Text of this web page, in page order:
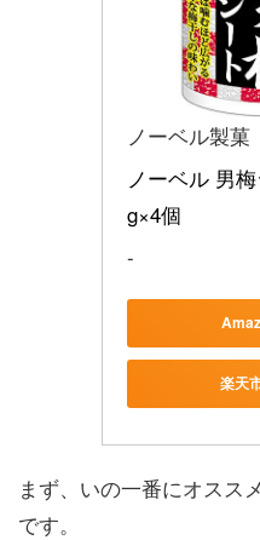
ノーベル製菓
ノーベル 男
g×4個
-
楽天
まず、いの一番にオスス
です。